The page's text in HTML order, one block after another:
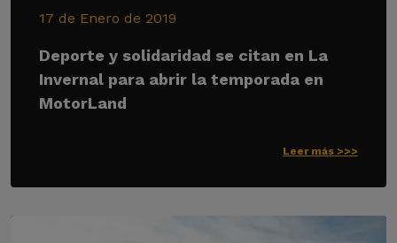
17 de Enero de 2019
Deporte y solidaridad se citan en La
Invernal para abrir la temporada en
MotorLand
Leer más >>>